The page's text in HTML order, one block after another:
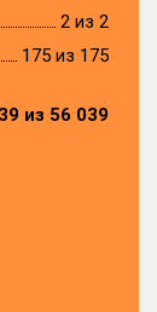
2 из 2
175 из 175
из 56 039